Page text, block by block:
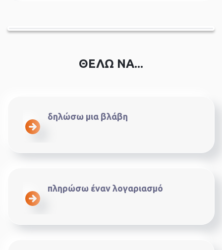
ΘΕΛΩ ΝΑ...
δηλώσω μια βλάβη
πληρώσω έναν λογαριασμό